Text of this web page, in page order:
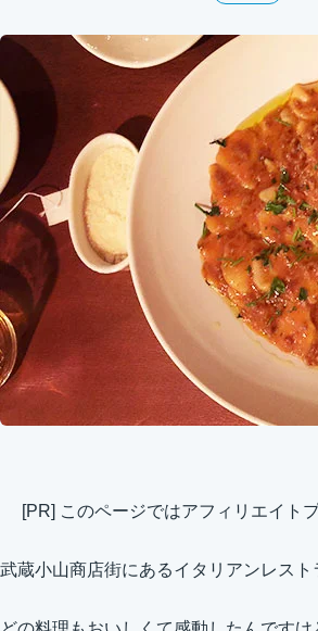
[PR] このページではアフィリエイト
武蔵小山商店街にあるイタリアンレス